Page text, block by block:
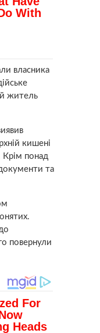
власника
житель
кишені
Крім понад
та
повернули